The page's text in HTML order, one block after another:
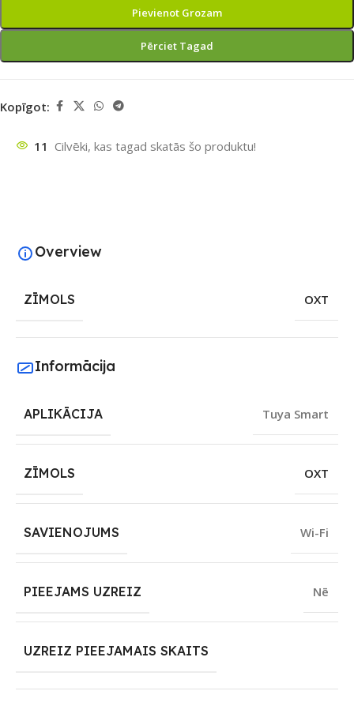
Pievienot Grozam
Pērciet Tagad
Kopīgot:
11 Cilvēki, kas tagad skatās šo produktu!
Overview
ZĪMOLS OXT
Informācija
APLIKĀCIJA Tuya Smart
ZĪMOLS OXT
SAVIENOJUMS Wi-Fi
PIEEJAMS UZREIZ Nē
UZREIZ PIEEJAMAIS SKAITS